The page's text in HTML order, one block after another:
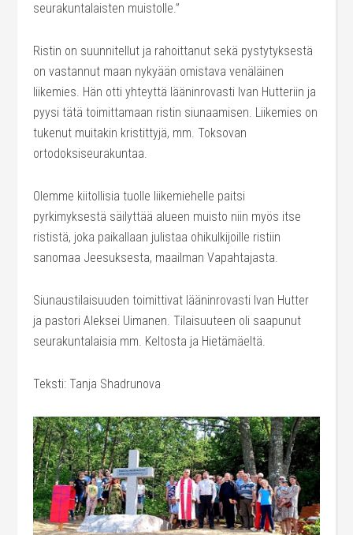
seurakuntalaisten muistolle.”
Ristin on suunnitellut ja rahoittanut sekä pystytyksestä
on vastannut maan nykyään omistava venäläinen
liikemies. Hän otti yhteyttä lääninrovasti Ivan Hutteriin ja
pyysi tätä toimittamaan ristin siunaamisen. Liikemies on
tukenut muitakin kristittyjä, mm. Toksovan
ortodoksiseurakuntaa.
Olemme kiitollisia tuolle liikemiehelle paitsi
pyrkimyksestä säilyttää alueen muisto niin myös itse
rististä, joka paikallaan julistaa ohikulkijoille ristiin
sanomaa Jeesuksesta, maailman Vapahtajasta.
Siunaustilaisuuden toimittivat lääninrovasti Ivan Hutter
ja pastori Aleksei Uimanen. Tilaisuuteen oli saapunut
seurakuntalaisia mm. Keltosta ja Hietämäeltä.
Teksti: Tanja Shadrunova